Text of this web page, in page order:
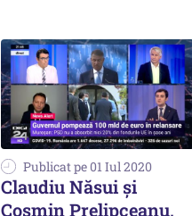
Publicat pe 01 Iul 2020
Claudiu Năsui şi
Cosmin Prelipceanu,